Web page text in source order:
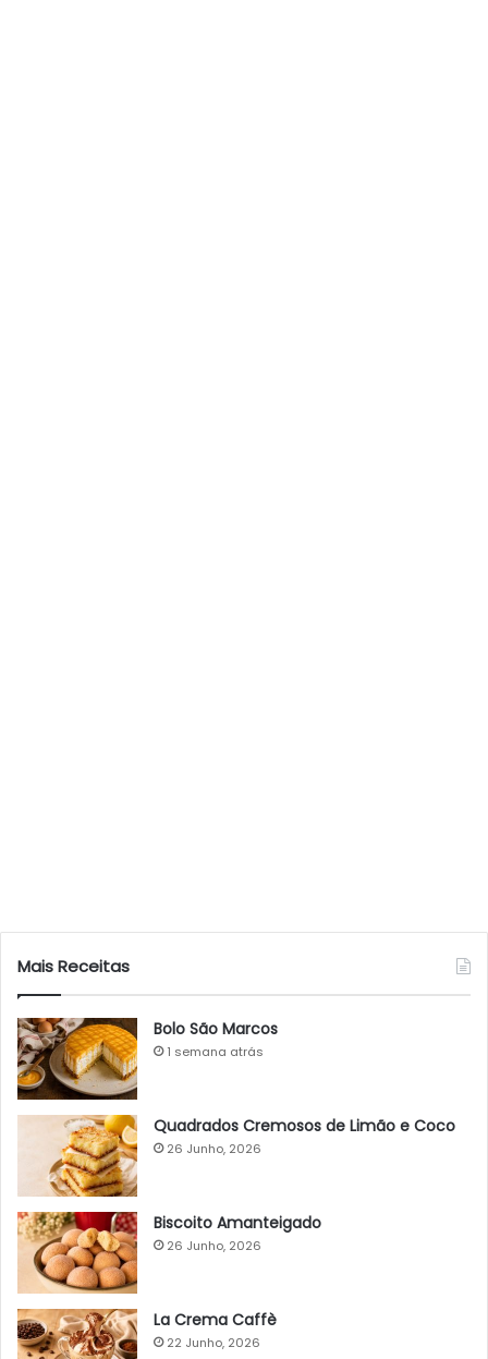
Mais Receitas
Bolo São Marcos
1 semana atrás
Quadrados Cremosos de Limão e Coco
26 Junho, 2026
Biscoito Amanteigado
26 Junho, 2026
La Crema Caffè
22 Junho, 2026